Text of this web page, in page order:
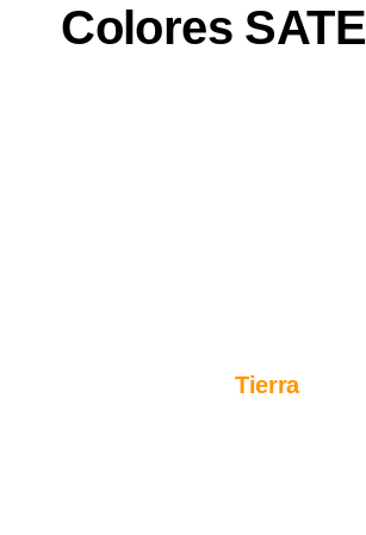
Colores
Tierra